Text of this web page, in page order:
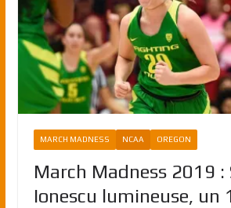
MARCH MADNESS NCAA OREGON
March Madness 2019 :
Ionescu lumineuse, un